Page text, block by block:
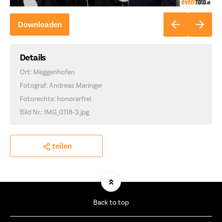
Downloaden
Details
Ort: Meggenhofen
Fotograf: Andreas Maringer
Fotorechte: honorarfrei
Bild Nr.: IMG_0118-3.jpg
teilen
Back to top